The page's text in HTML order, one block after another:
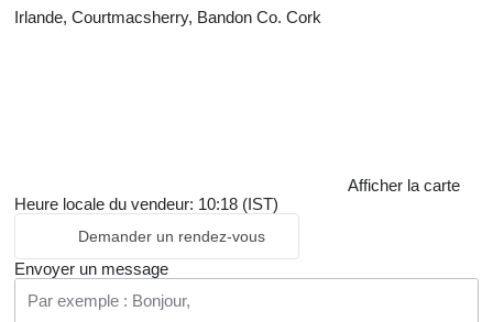
Irlande, Courtmacsherry, Bandon Co. Cork
Afficher la carte
Heure locale du vendeur: 10:18 (IST)
Demander un rendez-vous
Envoyer un message